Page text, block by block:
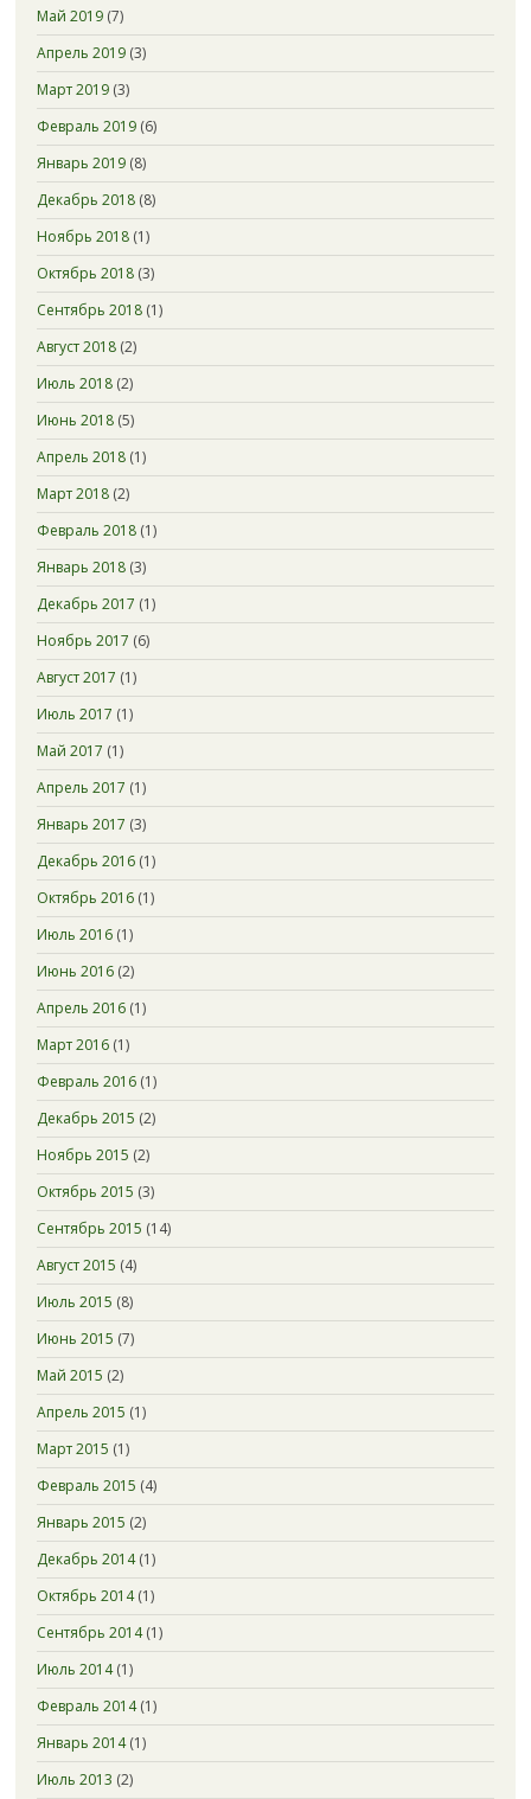
Май 2019(7)
Апрель 2019(3)
Март 2019(3)
Февраль 2019(6)
Январь 2019(8)
Декабрь 2018(8)
Ноябрь 2018(1)
Октябрь 2018(3)
Сентябрь 2018(1)
Август 2018(2)
Июль 2018(2)
Июнь 2018(5)
Апрель 2018(1)
Март 2018(2)
Февраль 2018(1)
Январь 2018(3)
Декабрь 2017 (1)
Ноябрь 2017 (6)
Август 2017 (1)
Июль 2017 (1)
Май 2017 (1)
Апрель 2017 (1)
Январь 2017 (3)
Декабрь 2016(1)
Октябрь 2016(1)
Июль 2016(1)
Июнь 2016(2)
Апрель 2016(1)
Март 2016(1)
Февраль 2016(1)
Декабрь 2015 (2)
Ноябрь 2015 (2)
Октябрь 2015 (3)
Сентябрь 2015 (14)
Август 2015 (4)
Июль 2015 (8)
Июнь 2015 (7)
Май 2015 (2)
Апрель 2015 (1)
Март 2015 (1)
Февраль 2015 (4)
Январь 2015 (2)
Декабрь 2014(1)
Октябрь 2014(1)
Сентябрь 2014(1)
Июль 2014(1)
Февраль 2014(1)
Январь 2014(1)
Июль 2013 (2)